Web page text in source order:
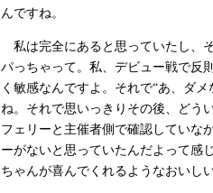
んですね。
私は完全にあると思っていたし、
パっちゃって。私、デビュー戦で反
く敏感なんですよ。それで“あ、ダ
ね。それで思いっきりその後、どう
フェリーと主催者側で確認していな
ーがないと思っていたんだよって感
ちゃんが喜んでくれるようなおいし